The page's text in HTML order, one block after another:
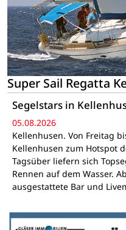
Super Sail Regatta
Segelstars in
05.08.2026
Kellenhusen. Von Freitag
Kellenhusen zum Hotspot
Tagsüber liefern sich
Rennen auf dem Wasser.
ausgestattete Bar und